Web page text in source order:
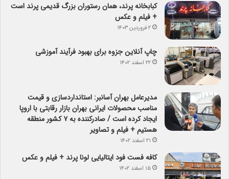
کبابخانه پرند، همان رستوران بزرگ قدیمی پرند است
+ فیلم و عکس
۲ فروردین ۱۴۰۳
چاپ آنلاین جزوه برای بهبود فرآیند آموزشی
۲۲ اسفند ۱۴۰۲
مدیرعامل بهران آسانبر: استانداردسازی و قیمت
مناسب محصولات ایرانی بهران بازار رقابتی با اروپا
ایجاد کرده است / صادرکننده به ۷ کشور منطقه
هستیم + فیلم و تصاویر
۲۱ اسفند ۱۴۰۲
کافه فست فود ایتالیایی لونا پرند + فیلم و عکس
۱۵ اسفند ۱۴۰۲